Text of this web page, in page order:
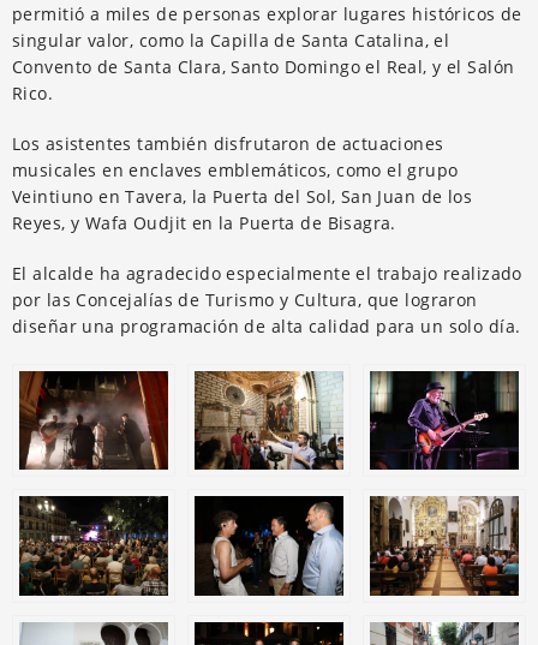
permitió a miles de personas explorar lugares históricos de
singular valor, como la Capilla de Santa Catalina, el
Convento de Santa Clara, Santo Domingo el Real, y el Salón
Rico.
Los asistentes también disfrutaron de actuaciones
musicales en enclaves emblemáticos, como el grupo
Veintiuno en Tavera, la Puerta del Sol, San Juan de los
Reyes, y Wafa Oudjit en la Puerta de Bisagra.
El alcalde ha agradecido especialmente el trabajo realizado
por las Concejalías de Turismo y Cultura, que lograron
diseñar una programación de alta calidad para un solo día.